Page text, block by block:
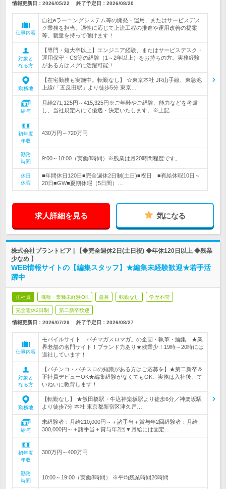
情報更新日：2026/05/22 終了予定日： 2026/08/20
仕事内容
自社eラーニングシステム等の開発・運用、またはサービスデス
ク業務を担当。適性に応じて上流工程の推進や運用改善の提案
等。裁量を持って働けます！
対象と
なる方
【専門・短大卒以上】エンジニア経験、またはサービスデスク・
運用保守・CS等の経験（1～2年以上）をお持ちの方。実務経験
がある方はスグに活躍可能！
勤務地
【在宅勤務も実施中。転勤なし】 ☆東京本社 JR山手線、東急池
上線/「五反田駅」より徒歩5分 東京…
給与
月給271,125円～415,325円※ご年齢やご経験、能力などを考慮
し、当社規定内にて優遇・決定いたします。※上記…
初年度
年収
430万円～720万円
勤務
時間
9:00～18:00（実働8時間）※残業は月20時間程度です。
休日
休暇
■年間休日120日■完全週休2日制(土日)■祝日 ■有給休暇10日～
20日■GW■夏期休暇（5日間）…
求人詳細を見る 気になる
株式会社プラントピア | 【◆完全週休2日(土日祝) ◆年休120日以上 ◆残業
少なめ 】
WEB情報サイトの【編集スタッフ】★編集未経験歓迎★若手活
躍中
正社員 職種・業種未経験OK 急募 転勤なし 学歴不問
完全週休2日制 第二新卒歓迎
情報更新日：2026/07/29 終了予定日： 2026/08/27
仕事内容
モバイルサイト「パチマガスロマガ」の企画・執筆・編集 ★業
界老舗の名門サイト！ブランド力あり★残業少！19時～20時には
退社しています！
対象と
なる方
【パチンコ・パチスロの知識がある方はご応募を】★第二新卒＆
正社員デビューOK★編集経験がなくてもOK。実務は入社後、て
いねいに教育します！
勤務地
【転勤なし】 ★飯田橋駅・牛込神楽坂駅より徒歩6分／神楽坂駅
より徒歩7分 本社 東京都新宿区津久戸…
給与
未経験者：月給210,000円～＋諸手当＋賞与年2回経験者：月給
300,000円～＋諸手当＋賞与年2回▼月給には固定…
初年度
年収
300万円～400万円
勤務
時間
10:00～19:00（実働8時間） ※平均残業時間20時間